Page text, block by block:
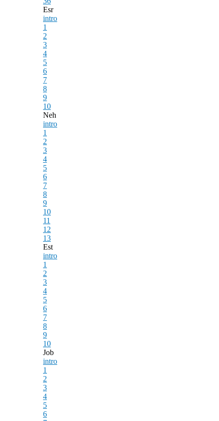
Esr
intro
1
2
3
4
5
6
7
8
9
10
Neh
intro
1
2
3
4
5
6
7
8
9
10
11
12
13
Est
intro
1
2
3
4
5
6
7
8
9
10
Job
intro
1
2
3
4
5
6